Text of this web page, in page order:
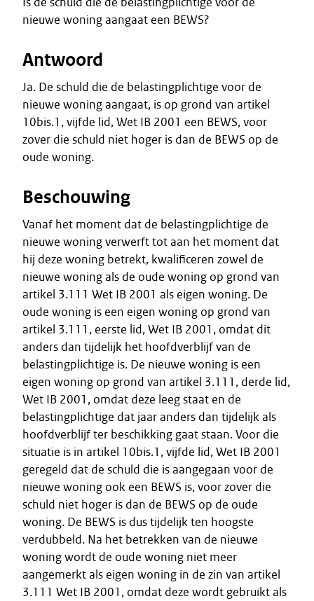
nieuwe woning aangaat een BEWS?
Antwoord
Ja. De schuld die de belastingplichtige voor de
nieuwe woning aangaat, is op grond van artikel
10bis.1, vijfde lid, Wet IB 2001 een BEWS, voor
zover die schuld niet hoger is dan de BEWS op de
oude woning.
Beschouwing
Vanaf het moment dat de belastingplichtige de
nieuwe woning verwerft tot aan het moment dat
hij deze woning betrekt, kwalificeren zowel de
nieuwe woning als de oude woning op grond van
artikel 3.111 Wet IB 2001 als eigen woning. De
oude woning is een eigen woning op grond van
artikel 3.111, eerste lid, Wet IB 2001, omdat dit
anders dan tijdelijk het hoofdverblijf van de
belastingplichtige is. De nieuwe woning is een
eigen woning op grond van artikel 3.111, derde lid,
Wet IB 2001, omdat deze leeg staat en de
belastingplichtige dat jaar anders dan tijdelijk als
hoofdverblijf ter beschikking gaat staan. Voor die
situatie is in artikel 10bis.1, vijfde lid, Wet IB 2001
geregeld dat de schuld die is aangegaan voor de
nieuwe woning ook een BEWS is, voor zover die
schuld niet hoger is dan de BEWS op de oude
woning. De BEWS is dus tijdelijk ten hoogste
verdubbeld. Na het betrekken van de nieuwe
woning wordt de oude woning niet meer
aangemerkt als eigen woning in de zin van artikel
3.111 Wet IB 2001, omdat deze wordt gebruikt als